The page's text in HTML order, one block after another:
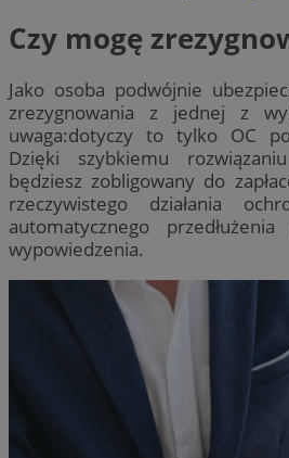
Czy mogę
Jako osoba podwójnie
zrezygnowania z jednej z
uwaga:dotyczy to tylko OC
Dzięki szybkiemu
będziesz zobligowany do
rzeczywistego działania
automatycznego
wypowiedzenia.